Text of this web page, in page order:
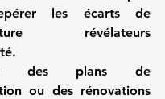
les écarts de
révélateurs
des plans de
ou des rénovations